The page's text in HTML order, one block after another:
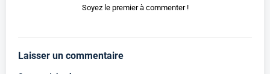
Soyez le premier à commenter !
Laisser un commentaire